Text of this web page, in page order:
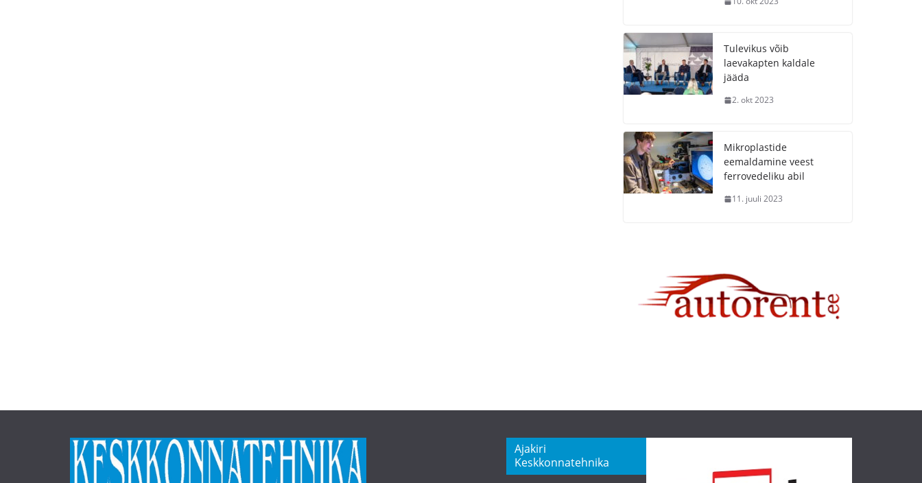
Tulevikus võib
laevakapten kaldale
jääda
2. okt 2023
Mikroplastide
eemaldamine veest
ferrovedeliku abil
11. juuli 2023
Ajakiri
Keskkonnatehnika